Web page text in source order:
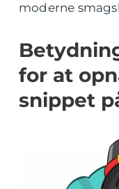
moderne
for at
snippet